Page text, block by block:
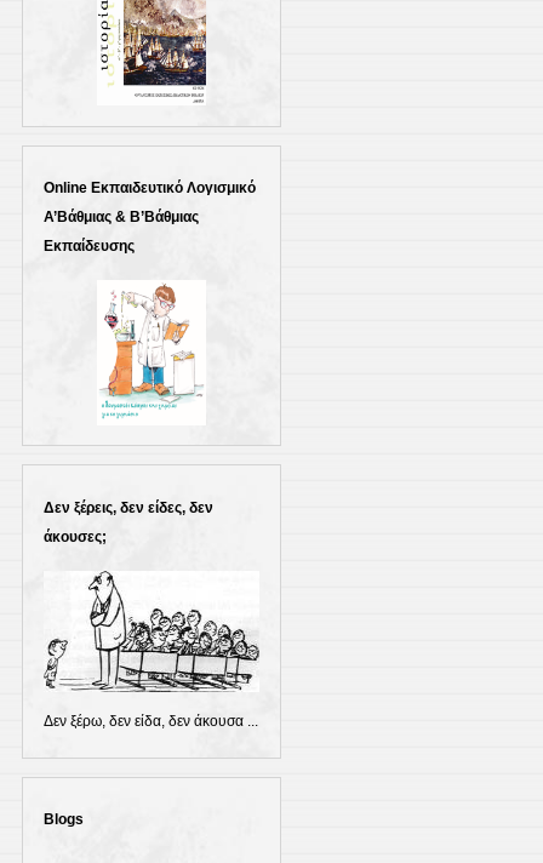
Online Εκπαιδευτικό Λογισμικό
Α’Βάθμιας & Β’Βάθμιας
Εκπαίδευσης
Δεν ξέρεις, δεν είδες, δεν
άκουσες;
Δεν ξέρω, δεν είδα, δεν άκουσα ...
Blogs